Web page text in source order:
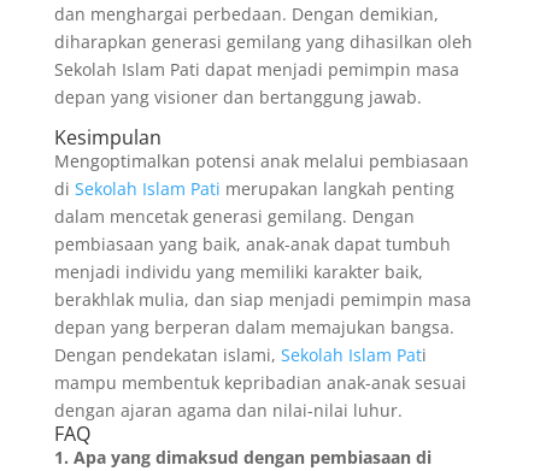
dan menghargai perbedaan. Dengan demikian,
diharapkan generasi gemilang yang dihasilkan oleh
Sekolah Islam Pati dapat menjadi pemimpin masa
depan yang visioner dan bertanggung jawab.
Kesimpulan
Mengoptimalkan potensi anak melalui pembiasaan
di Sekolah Islam Pati merupakan langkah penting
dalam mencetak generasi gemilang. Dengan
pembiasaan yang baik, anak-anak dapat tumbuh
menjadi individu yang memiliki karakter baik,
berakhlak mulia, dan siap menjadi pemimpin masa
depan yang berperan dalam memajukan bangsa.
Dengan pendekatan islami, Sekolah Islam Pati
mampu membentuk kepribadian anak-anak sesuai
dengan ajaran agama dan nilai-nilai luhur.
FAQ
1. Apa yang dimaksud dengan pembiasaan di